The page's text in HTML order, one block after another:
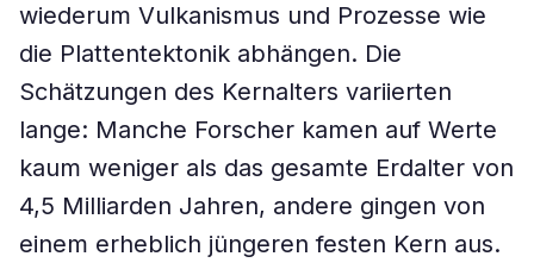
wiederum Vulkanismus und Prozesse wie
die Plattentektonik abhängen. Die
Schätzungen des Kernalters variierten
lange: Manche Forscher kamen auf Werte
kaum weniger als das gesamte Erdalter von
4,5 Milliarden Jahren, andere gingen von
einem erheblich jüngeren festen Kern aus.